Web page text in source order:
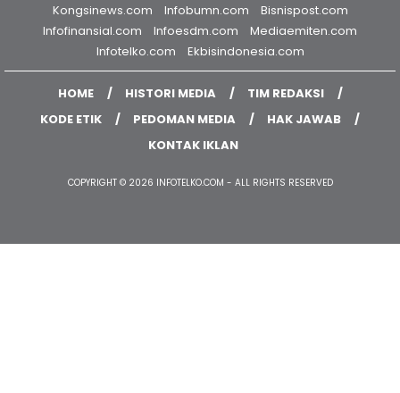
Kongsinews.com
Infobumn.com
Bisnispost.com
Infofinansial.com
Infoesdm.com
Mediaemiten.com
Infotelko.com
Ekbisindonesia.com
HOME HISTORI MEDIA
TIM REDAKSI
KODE ETIK
PEDOMAN MEDIA
HAK JAWAB
KONTAK IKLAN
COPYRIGHT © 2026 INFOTELKO.COM - ALL RIGHTS RESERVED